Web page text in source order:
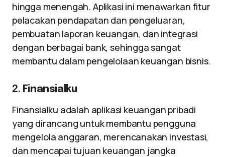
hingga menengah. Aplikasi ini menawarkan fitur
pelacakan pendapatan dan pengeluaran,
pembuatan laporan keuangan, dan integrasi
dengan berbagai bank, sehingga sangat
membantu dalam pengelolaan keuangan bisnis.
2. Finansialku
Finansialku adalah aplikasi keuangan pribadi
yang dirancang untuk membantu pengguna
mengelola anggaran, merencanakan investasi,
dan mencapai tujuan keuangan jangka